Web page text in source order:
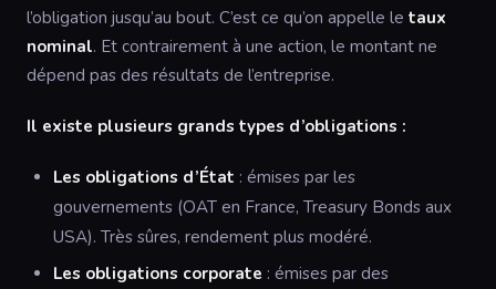
l’obligation jusqu’au bout. C’est ce qu’on appelle le taux
nominal. Et contrairement à une action, le montant ne
dépend pas des résultats de l’entreprise.
Il existe plusieurs grands types d’obligations :
Les obligations d’État : émises par les
gouvernements (OAT en France, Treasury Bonds aux
USA). Très sûres, rendement plus modéré.
Les obligations corporate : émises par des